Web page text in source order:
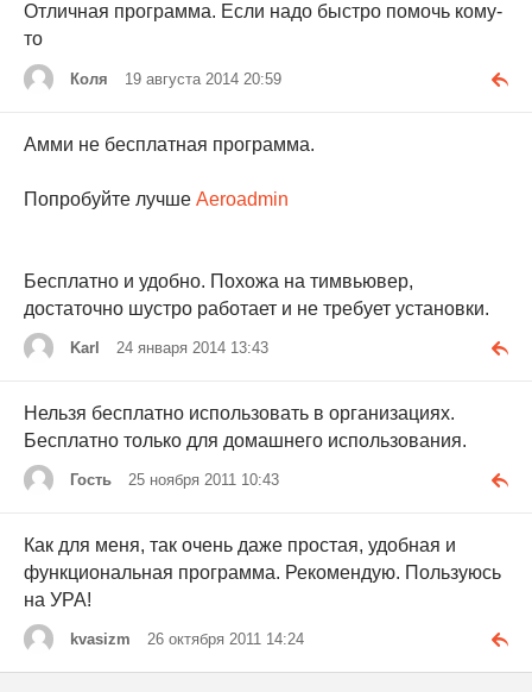
Отличная программа. Если надо быстро помочь кому-
то
Коля 19 августа 2014 20:59
Амми не бесплатная программа.
Попробуйте лучше Aeroadmin
Бесплатно и удобно. Похожа на тимвьювер,
достаточно шустро работает и не требует установки.
Karl 24 января 2014 13:43
Нельзя бесплатно использовать в организациях.
Бесплатно только для домашнего использования.
Гость 25 ноября 2011 10:43
Как для меня, так очень даже простая, удобная и
функциональная программа. Рекомендую. Пользуюсь
на УРА!
kvasizm 26 октября 2011 14:24